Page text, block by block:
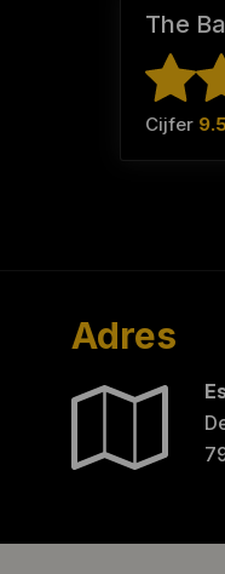
The
Cijfer
Adres